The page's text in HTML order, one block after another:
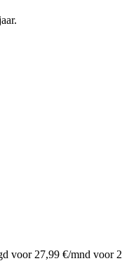
voor 27,99 €/mnd voor 2